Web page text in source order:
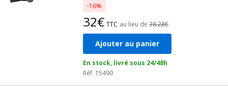
-16%
32€ TTC au lieu de 38.28€
Ajouter au panier
En stock, livré sous 24/48h
Réf. 15490